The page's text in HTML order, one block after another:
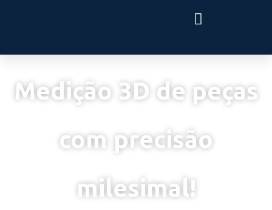
Medição 3D de peças
com precisão
milesimal!